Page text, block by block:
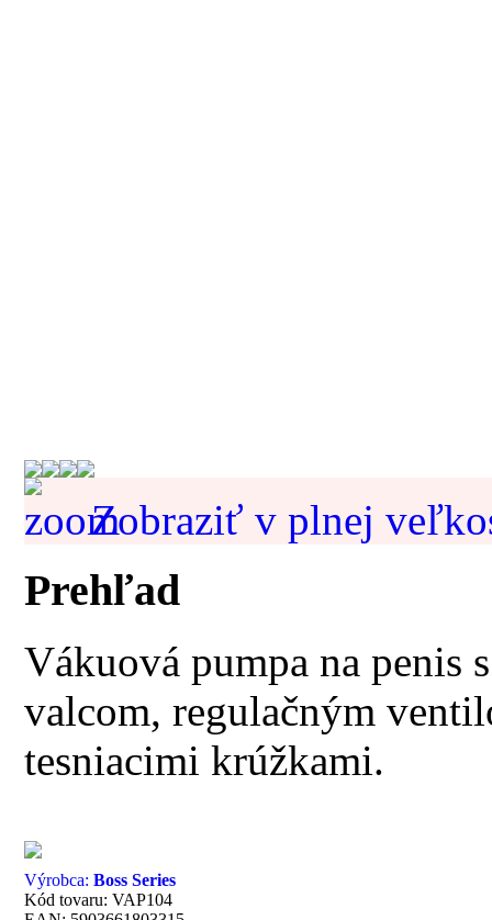
Zobraziť v plnej
Prehľad
Vákuová pumpa na
valcom, regulačným
tesniacimi krúžkami.
Výrobca:Boss Series
Kód tovaru: VAP104